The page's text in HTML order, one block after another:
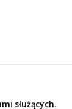
służących.